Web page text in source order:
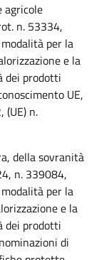
agricole
n. 53334,
per la
e la
dei prodotti
UE,
(UE) n.
della sovranità
n. 339084,
per la
e la
dei prodotti
di